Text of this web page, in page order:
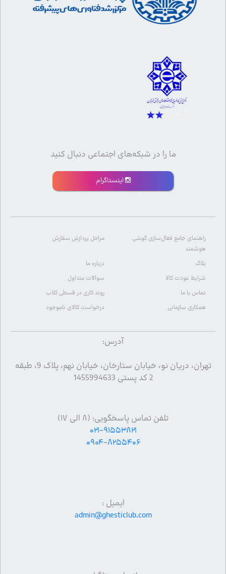
ما را در شبکه‌های اجتماعی دنبال کنید
اینستاگرام
راهنمای جامع فعال‌سازی گوشی
هوشمند
مراحل پردازش سفارش
بلاگ
درباره ما
شرایط عودت کالا
سوالات متداول
تماس با ما
روند کاری در قسطی کلاب
همکاری سازمانی
درخواست کالای ناموجود
آدرس:
تهران، دریان نو، خیابان ستارخان، خیابان نهم، پلاک 9، طبقه
2 کد پستی 1455994633
تلفن تماس پاسخگویی: (۸ الی ۱۷)
۰۲۱-۹۱۵۵۳۸۲۱
۰۹۰۴-۸۲۵۵۴۰۶
ایمیل :
admin@ghesticlub.com